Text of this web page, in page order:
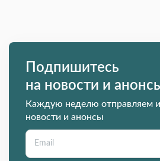
Подпишитесь
на новости и
Каждую неделю отправляем
новости и анонсы